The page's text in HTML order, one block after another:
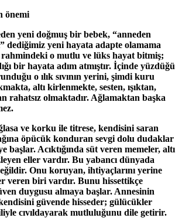
önemi
yeni doğmuş bir bebek, “anneden
dediğimiz yeni hayata adapte olamama
rahmindeki o mutlu ve lüks hayat bitmiş;
bir hayata adım atmıştır. İçinde yüzdüğü
o ılık sıvının yerini, şimdi kuru
altı kirlenmekte, sesten, ışıktan,
rahatsız olmaktadır. Ağlamaktan başka
ve korku ile titrese, kendisini saran
öpücük konduran sevgi dolu dudaklar
başlar. Acıktığında süt veren memeler, altı
eller vardır. Bu yabancı dünyada
Onu koruyan, ihtiyaçlarını yerine
veren biri vardır. Bunu hissettikçe
duygusu almaya başlar. Annesinin
güvende hisseder; gülücükler
cıvıldayarak mutluluğunu dile getirir.